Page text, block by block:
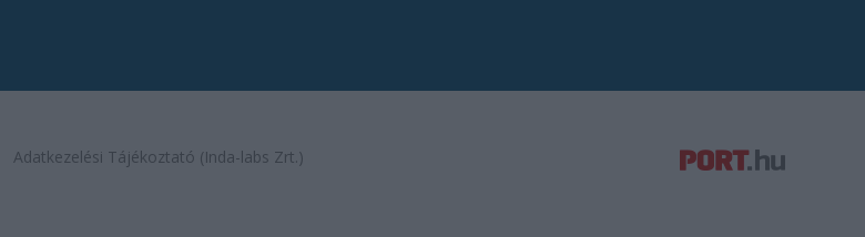
Adatkezelési Tájékoztató (Inda-labs Zrt.)